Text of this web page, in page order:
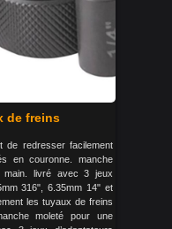
de freins
de redresser facilement
en couronne. manche
main. livré avec 3 jeux
316", 6.35mm 14" et
les tuyaux de freins
moleté pour une